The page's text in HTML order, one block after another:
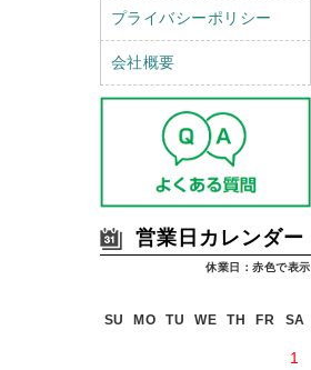
プライバシーポリシー
会社概要
営業日カレンダー
休業日：赤色で表示
SU MO TU WE TH FR SA
1